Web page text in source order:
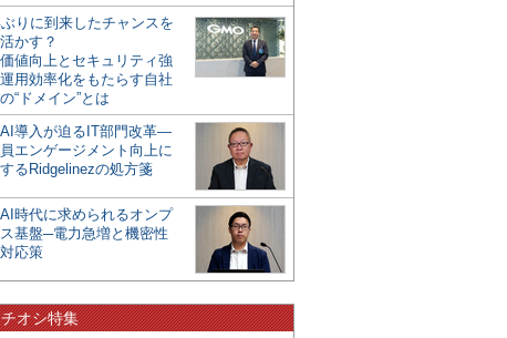
りに到来したチャンスを
かす？
値向上とセキュリティ強
用効率化をもたらす自社
“ドメイン”とは
導入が迫るIT部門改革―
エンゲージメント向上に
るRidgelinezの処方箋
時代に求められるオンプ
基盤─電力急増と機密性
応策
オシ特集